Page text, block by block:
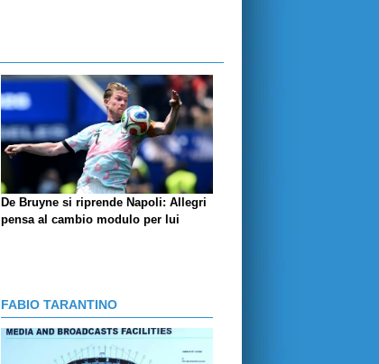
De Bruyne si riprende Napoli: Allegri
pensa al cambio modulo per lui
FABIO TARANTINO